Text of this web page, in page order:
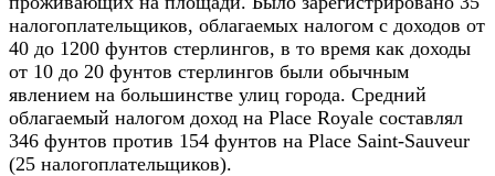
налогоплательщиков, облагаемых налогом с доходов от
40 до 1200 фунтов стерлингов, в то время как доходы
от 10 до 20 фунтов стерлингов были обычным
явлением на большинстве улиц города. Средний
облагаемый налогом доход на Place Royale составлял
346 фунтов против 154 фунтов на Place Saint-Sauveur
(25 налогоплательщиков).